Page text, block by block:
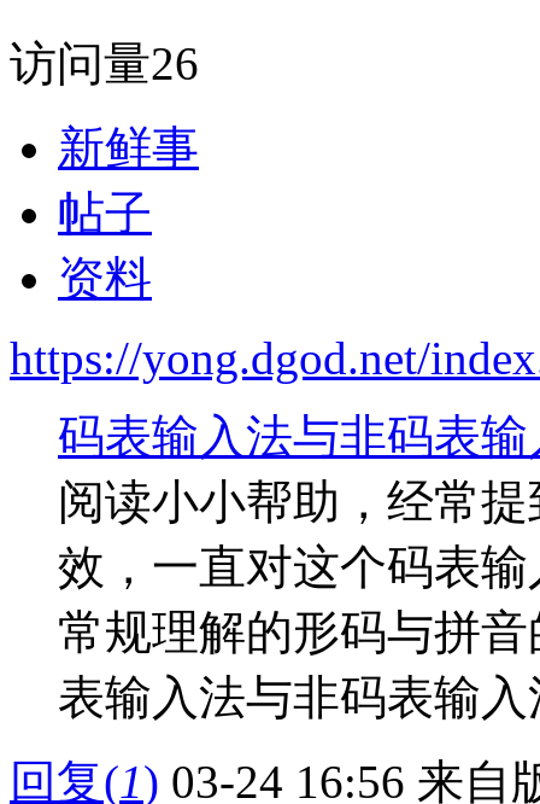
访问量26
新鲜事
帖子
资料
https://yong.dgod.net/
码表输入法与非码表
阅读小小帮助，经常
效，一直对这个码表
常规理解的形码与拼
表输入法与非码表输
回复(1) 03-24 16:56 来自